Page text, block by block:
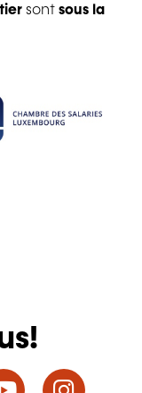
sont sous la
YouTube